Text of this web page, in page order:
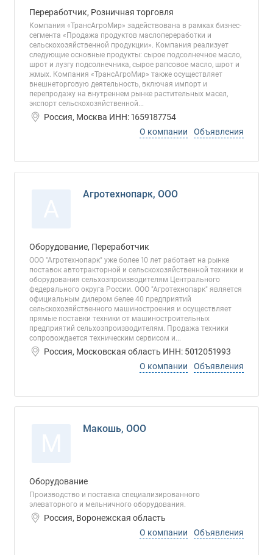
Переработчик, Розничная торговля
Компания «ТрансАгроМир» задействована в рамках бизнес-
сегмента «Продажа продуктов маслопереработки и
сельскохозяйственной продукции». Компания реализует
следующие основные продукты: сырое подсолнечное масло,
шрот и лузгу подсолнечника, сырое рапсовое масло, шрот и
жмых. Компания «ТрансАгроМир» также осуществляет
внешнеторговую деятельность, включая импорт и
перепродажу на внутреннем рынке растительных масел,
экспорт сельскохозяйственной...
Россия, Москва ИНН: 1659187754
О компании
Объявления
Агротехнопарк, ООО
Оборудование, Переработчик
ООО "Агротехнопарк" уже более 10 лет работает на рынке
поставок автотракторной и сельскохозяйственной техники и
оборудования сельхозпроизводителям Центрального
федерального округа России. ООО "Агротехнопарк" является
официальным дилером белее 40 предприятий
сельскохозяйственного машиностроения и осуществляет
прямые поставки техники от машиностроительных
предприятий сельхозпроизводителям. Продажа техники
сопровождается техническим сервисом и...
Россия, Московская область ИНН: 5012051993
О компании
Объявления
Макошь, ООО
Оборудование
Производство и поставка специализированного
элеваторного и мельничного оборудования.
Россия, Воронежская область
О компании
Объявления